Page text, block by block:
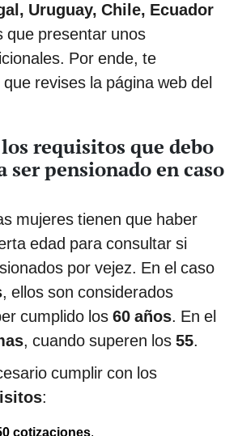
Uruguay, Chile, Ecuador
que presentar unos
Por ende, te
revises la página web del
requisitos que debo
pensionado en caso
mujeres tienen que haber
edad para consultar si
por vejez. En el caso
, ellos son considerados
cumplido los 60 años. En el
, cuando superen los 55.
cumplir con los
:
cotizaciones.